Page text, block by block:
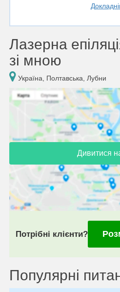
Лазерна
зі мною
Україна, Полтавська, Лубни
Дивитися
Потрібні клієнти?
Популярні